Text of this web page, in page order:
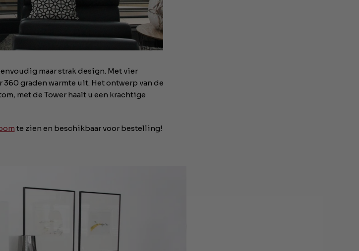
maar strak design. Met vier
graden warmte uit. Het ontwerp van de
met de Tower haalt u een krachtige
te zien en beschikbaar voor bestelling!